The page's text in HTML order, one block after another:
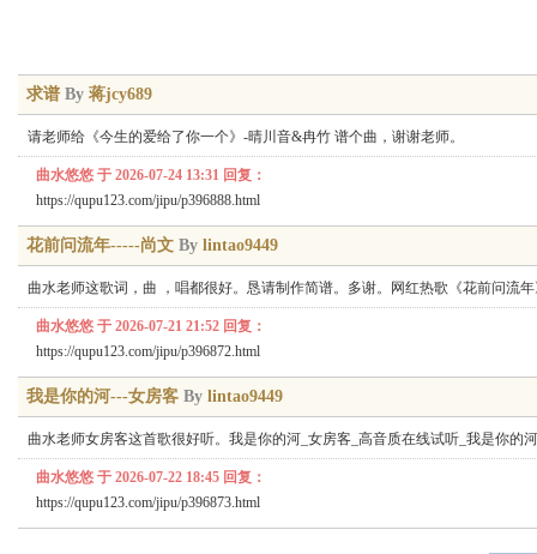
求谱 By 蒋jcy689
请老师给《今生的爱给了你一个》-晴川音&冉竹 谱个曲，谢谢老师。
曲水悠悠 于 2026-07-24 13:31 回复：
https://qupu123.com/jipu/p396888.html
花前问流年-----尚文 By lintao9449
曲水老师这歌词，曲 ，唱都很好。恳请制作简谱。多谢。网红热歌《花前问流
曲水悠悠 于 2026-07-21 21:52 回复：
https://qupu123.com/jipu/p396872.html
我是你的河---女房客 By lintao9449
曲水老师女房客这首歌很好听。我是你的河_女房客_高音质在线试听_我是你的
曲水悠悠 于 2026-07-22 18:45 回复：
https://qupu123.com/jipu/p396873.html